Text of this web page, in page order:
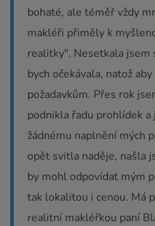
bohaté, ale téměř vždy
makléři přiměly k
realitky". Nesetkala jsem
bych očekávala, natož
požadavkům. Přes rok
podnikla řadu prohlídek
žádnému naplnění mých
opět svitla naděje, našla
by mohl odpovídat mým
tak lokalitou i cenou. Má
realitní makléřkou paní